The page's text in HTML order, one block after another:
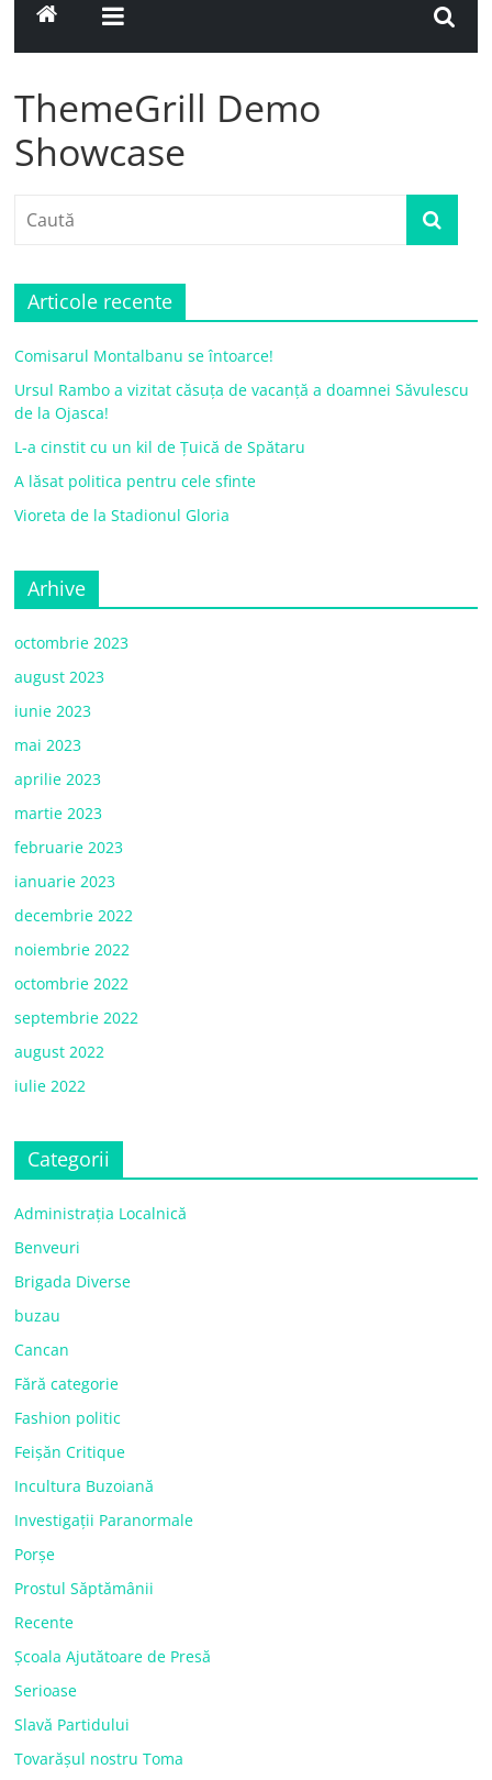
ThemeGrill Demo
Showcase
Articole recente
Comisarul Montalbanu se întoarce!
Ursul Rambo a vizitat căsuța de vacanță a doamnei Săvulescu
de la Ojasca!
L-a cinstit cu un kil de Țuică de Spătaru
A lăsat politica pentru cele sfinte
Vioreta de la Stadionul Gloria
Arhive
octombrie 2023
august 2023
iunie 2023
mai 2023
aprilie 2023
martie 2023
februarie 2023
ianuarie 2023
decembrie 2022
noiembrie 2022
octombrie 2022
septembrie 2022
august 2022
iulie 2022
Categorii
Administrația Localnică
Benveuri
Brigada Diverse
buzau
Cancan
Fără categorie
Fashion politic
Feișăn Critique
Incultura Buzoiană
Investigații Paranormale
Porșe
Prostul Săptămânii
Recente
Școala Ajutătoare de Presă
Serioase
Slavă Partidului
Tovarășul nostru Toma